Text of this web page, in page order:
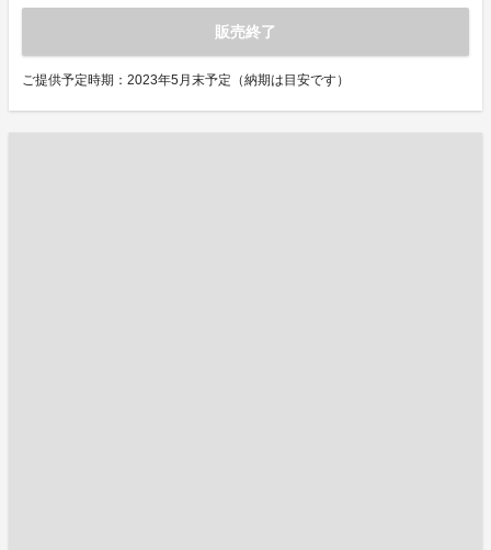
販売終了
ご提供予定時期：2023年5月末予定（納期は目安です）